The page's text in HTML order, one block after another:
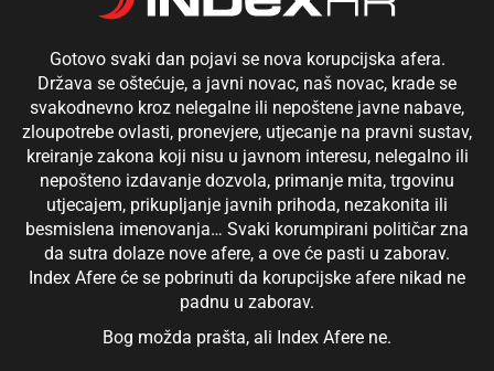
Gotovo svaki dan pojavi se nova korupcijska afera.
Država se oštećuje, a javni novac, naš novac, krade se
svakodnevno kroz nelegalne ili nepoštene javne nabave,
zloupotrebe ovlasti, pronevjere, utjecanje na pravni sustav,
kreiranje zakona koji nisu u javnom interesu, nelegalno ili
nepošteno izdavanje dozvola, primanje mita, trgovinu
utjecajem, prikupljanje javnih prihoda, nezakonita ili
besmislena imenovanja… Svaki korumpirani političar zna
da sutra dolaze nove afere, a ove će pasti u zaborav.
Index Afere će se pobrinuti da korupcijske afere nikad ne
padnu u zaborav.
Bog možda prašta, ali Index Afere ne.